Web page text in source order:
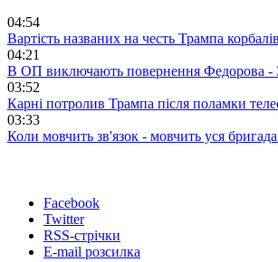
04:54
Вартість названих на честь Трампа
04:21
В ОП виключають повернення Федорова -
03:52
Карні потролив Трампа після поламки
03:33
Коли мовчить зв'язок - мовчить уся
Facebook
Twitter
RSS-стрічки
E-mail розсилка